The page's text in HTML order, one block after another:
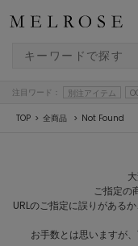
注目ワード： 別注アイテム
TOP 全商品 Not Found
ご指定の
URLのご指定に誤りがある
お手数とは思いますが